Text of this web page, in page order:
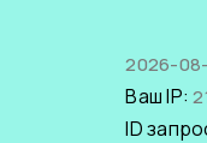
2026-
Ваш IP:
ID